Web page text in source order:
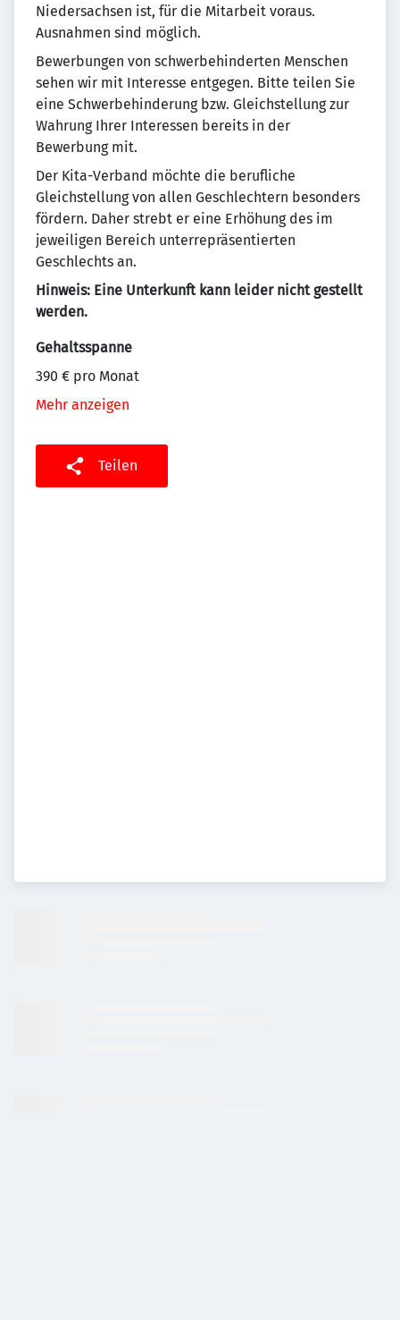
Niedersachsen ist, für die Mitarbeit voraus.
Ausnahmen sind möglich.
Bewerbungen von schwerbehinderten Menschen
sehen wir mit Interesse entgegen. Bitte teilen Sie
eine Schwerbehinderung bzw. Gleichstellung zur
Wahrung Ihrer Interessen bereits in der
Bewerbung mit.
Der Kita-Verband möchte die berufliche
Gleichstellung von allen Geschlechtern besonders
fördern. Daher strebt er eine Erhöhung des im
jeweiligen Bereich unterrepräsentierten
Geschlechts an.
Hinweis: Eine Unterkunft kann leider nicht gestellt
werden.
Gehaltsspanne
390 € pro Monat
Mehr anzeigen
Teilen